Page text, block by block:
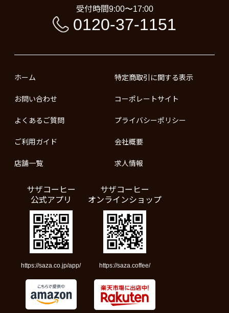
受付時間9:00〜17:00
0120-37-1151
ホーム
お問い合わせ
よくあるご質問
ご利用ガイド
店舗一覧
特定商取引に関する表示
コーポレートサイト
プライバシーポリシー
会社概要
求人情報
サザコーヒー
公式アプリ
https://saza.co.jp/app/
サザコーヒー
オンラインショップ
https://saza.coffee/